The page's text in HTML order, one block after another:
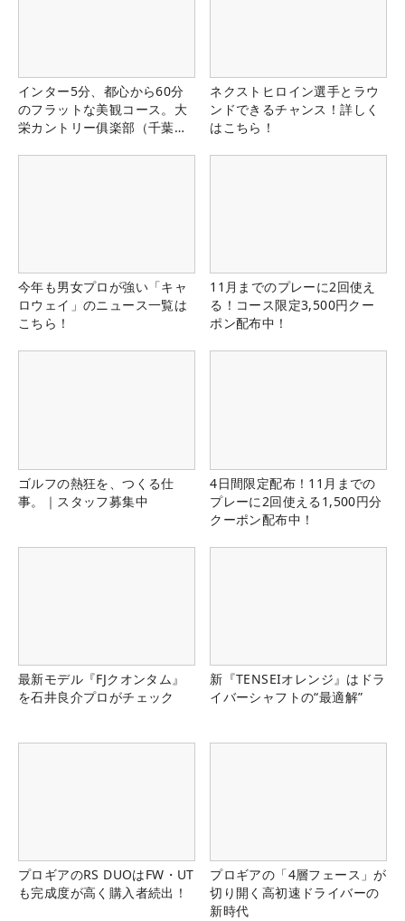
インター5分、都心から60分
のフラットな美観コース。大
栄カントリー俱楽部（千葉
ネクストヒロイン選手とラウ
ンドできるチャンス！詳しく
はこちら！
今年も男女プロが強い「キャ
ロウェイ」のニュース一覧は
こちら！
11月までのプレーに2回使え
る！コース限定3,500円クー
ポン配布中！
ゴルフの熱狂を、つくる仕
事。｜スタッフ募集中
4日間限定配布！11月までの
プレーに2回使える1,500円分
クーポン配布中！
最新モデル『FJクオンタム』
を石井良介プロがチェック
新『TENSEIオレンジ』はドラ
イバーシャフトの“最適解”
プロギアのRS DUOはFW・UT
も完成度が高く購入者続出！
プロギアの「4層フェース」が
切り開く高初速ドライバーの
新時代